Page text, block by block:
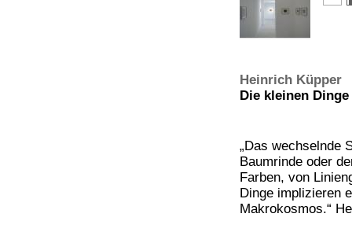
Heinrich Küpper
Die kleinen
„Das wechselnde
Baumrinde oder
Farben, von
Dinge implizieren
Makrokosmos.“